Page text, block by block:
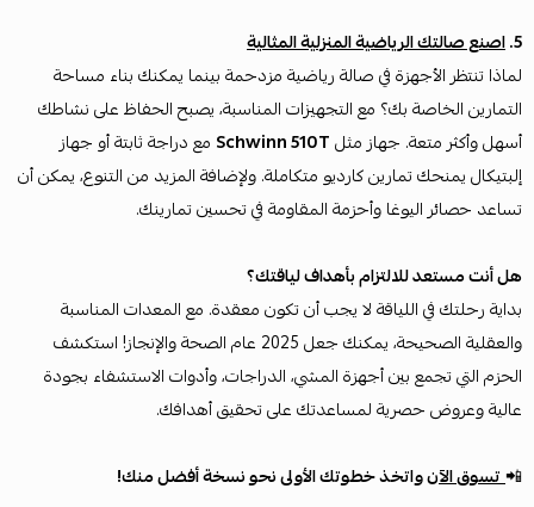
5. اصنع صالتك الرياضية المنزلية المثالية
لماذا تنتظر الأجهزة في صالة رياضية مزدحمة بينما يمكنك بناء مساحة
التمارين الخاصة بك؟ مع التجهيزات المناسبة، يصبح الحفاظ على نشاطك
أسهل وأكثر متعة. جهاز مثلSchwinn 510T مع دراجة ثابتة أو جهاز
إلبتيكال يمنحك تمارين كارديو متكاملة. ولإضافة المزيد من التنوع، يمكن أن
تساعد حصائر اليوغا وأحزمة المقاومة في تحسين تمارينك.
هل أنت مستعد للالتزام بأهداف لياقتك؟
بداية رحلتك في اللياقة لا يجب أن تكون معقدة. مع المعدات المناسبة
والعقلية الصحيحة، يمكنك جعل 2025 عام الصحة والإنجاز! استكشف
الحزم التي تجمع بين أجهزة المشي، الدراجات، وأدوات الاستشفاء بجودة
عالية وعروض حصرية لمساعدتك على تحقيق أهدافك.
📲تسوق الآنواتخذ خطوتك الأولى نحو نسخة أفضل منك!